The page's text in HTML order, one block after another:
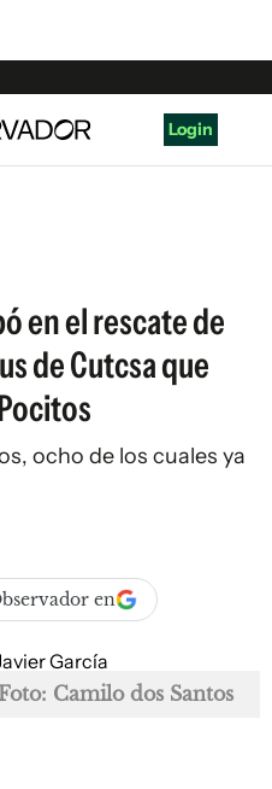
Login
en el rescate de
de Cutcsa que
ocho de los cuales ya
en
Camilo dos Santos